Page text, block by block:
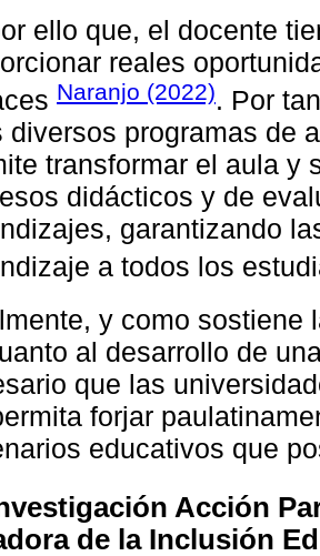
ello que, el docente
reales
Naranjo (2022). Por
diversos programas de
transformar el aula y
didácticos y de
garantizando
a todos los
y como sostiene
al desarrollo de
que las
forjar
educativos que
Acción
de la Inclusión